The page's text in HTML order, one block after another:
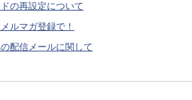
の再設定について
ルマガ登録で！
配信メールに関して